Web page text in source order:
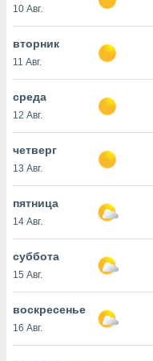
рекламу
нашей
cookie
в
нашего
ВЫ
10 Авг.
вторник
11 Авг.
среда
12 Авг.
четверг
13 Авг.
пятница
14 Авг.
суббота
15 Авг.
воскресенье
16 Авг.